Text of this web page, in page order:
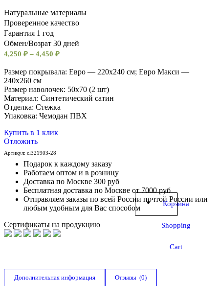
Корзина
Shopping
Cart
Натуральные материалы
Проверенное качество
Гарантия 1 год
Обмен/Возрат 30 дней
4,250 ₽ – 4,450 ₽
Размер покрывала: Евро — 220х240 см; Евро Макси —
240х260 см
Размер наволочек: 50х70 (2 шт)
Материал: Синтетический сатин
Отделка: Стежка
Упаковка: Чемодан ПВХ
Купить в 1 клик
Отложить
Артикул: cl321903-28
Подарок к каждому заказу
Работаем оптом и в розницу
Доставка по Москве 300 руб
Бесплатная доставка по Москве от 7000 руб
Отправляем заказы по всей России почтой России или
любым удобным для Вас способом
Сертификаты на продукцию
Дополнительная информация Отзывы  (0)